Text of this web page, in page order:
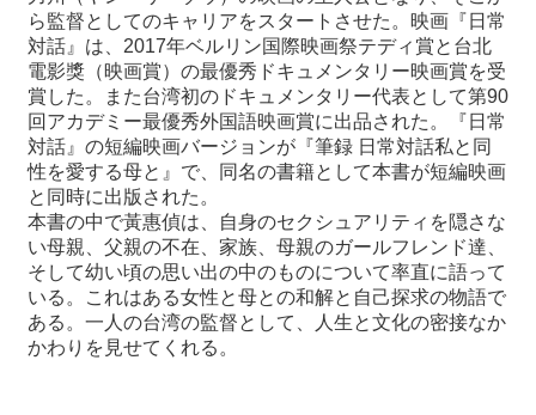
最
新
情
報
と
申
込
過
去
行
事
台
ら監督としてのキャリアをスタートさせた。 映画『日常
対話』は、 2017年ベルリン国際映画祭テディ賞と台北
電影獎（映画賞）の最優秀ドキュメンタリー映画賞を受
賞した。また台湾初のドキュメンタリー代表として第90
回アカデミー最優秀外国語映画賞に出品された。『日常
対話』の短編映画バージョンが『筆録 日常対話私と同
性を愛する母と』で、同名の書籍として本書が短編映画
と同時に出版された。
本書の中で黃惠偵は、自身のセクシュアリティを隠さな
い母親、父親の不在、家族、母親のガールフレンド達、
そして幼い頃の思い出の中のものについて率直に語って
いる。これはある女性と母との和解と自己探求の物語で
ある。一人の台湾の監督として、人生と文化の密接なか
かわりを見せてくれる。